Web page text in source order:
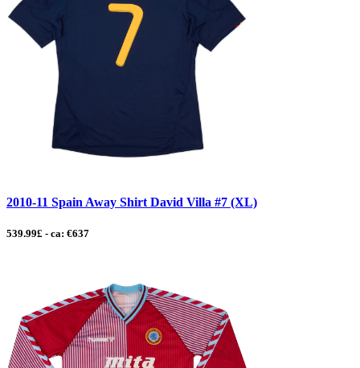
2010-11 Spain Away Shirt David Villa #7 (XL)
539.99£ - ca: €637